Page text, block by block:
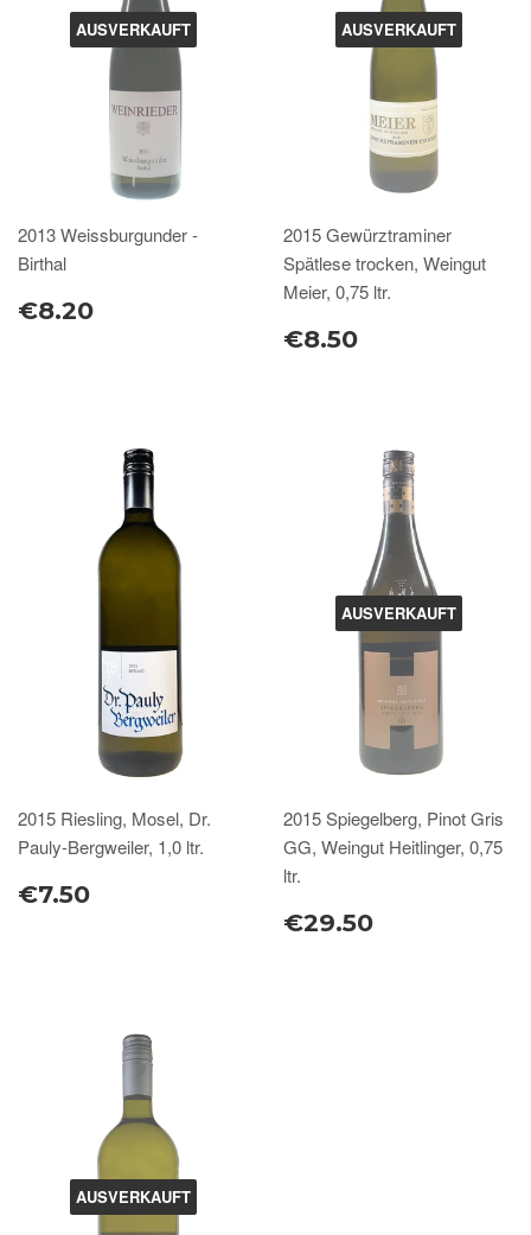
AUSVERKAUFT
2013 Weissburgunder -
Birthal
€8.20
AUSVERKAUFT
2015 Gewürztraminer
Spätlese trocken, Weingut
Meier, 0,75 ltr.
€8.50
2015 Riesling, Mosel, Dr.
Pauly-Bergweiler, 1,0 ltr.
€7.50
AUSVERKAUFT
2015 Spiegelberg, Pinot Gris
GG, Weingut Heitlinger, 0,75
ltr.
€29.50
AUSVERKAUFT